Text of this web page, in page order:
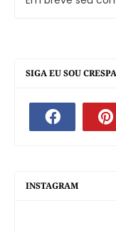
SIGA EU SOU
INSTAGRAM